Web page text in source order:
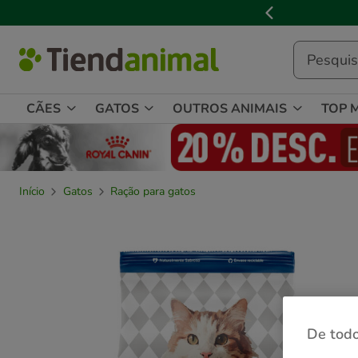
de
mensagem,
CÃES GATOS OUTROS ANIMAIS TOP
Início Gatos
Ração para gatos
De